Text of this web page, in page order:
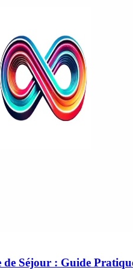
Séjour : Guide